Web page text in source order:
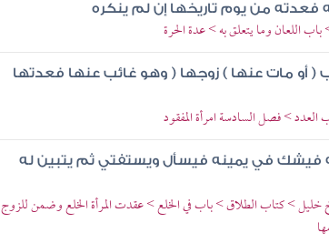
من يوم تاريخها إن لم ينكره
اللعان وما يتعلق به > عدة الحرة
( أو مات عنها ) زوجها ( وهو غائب عنها فعدتها
> فصل السادسة امرأة المفقود
فيشك في يمينه فيسأل ويستفتي ثم يتبين له
> كتاب الطلاق > باب في الخلع > عقدت المرأة الخلع وضمن للزوج